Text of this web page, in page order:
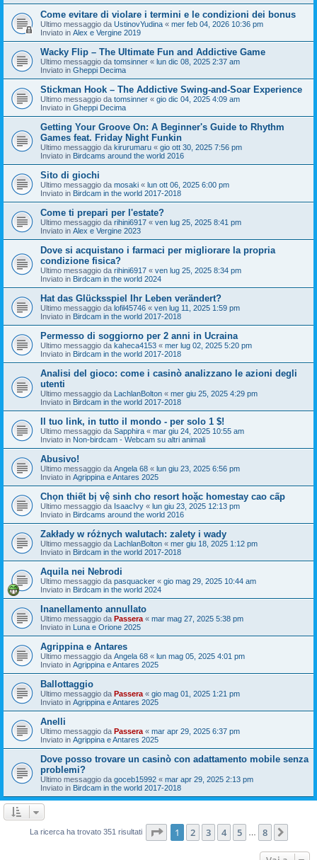
Come evitare di violare i termini e le condizioni dei bonus
Ultimo messaggio da UstinovYudina « mer feb 04, 2026 10:36 pm
Inviato in Alex e Vergine 2019
Wacky Flip – The Ultimate Fun and Addictive Game
Ultimo messaggio da tomsinner « lun dic 08, 2025 2:37 am
Inviato in Gheppi Decima
Stickman Hook – The Addictive Swing-and-Soar Experience
Ultimo messaggio da tomsinner « gio dic 04, 2025 4:09 am
Inviato in Gheppi Decima
Getting Your Groove On: A Beginner's Guide to Rhythm
Games feat. Friday Night Funkin
Ultimo messaggio da kirurumaru « gio ott 30, 2025 7:56 pm
Inviato in Birdcams around the world 2016
Sito di giochi
Ultimo messaggio da mosaki « lun ott 06, 2025 6:00 pm
Inviato in Birdcam in the world 2017-2018
Come ti prepari per l'estate?
Ultimo messaggio da rihini6917 « ven lug 25, 2025 8:41 pm
Inviato in Alex e Vergine 2023
Dove si acquistano i farmaci per migliorare la propria
condizione fisica?
Ultimo messaggio da rihini6917 « ven lug 25, 2025 8:34 pm
Inviato in Birdcam in the world 2024
Hat das Glücksspiel Ihr Leben verändert?
Ultimo messaggio da lofil45746 « ven lug 11, 2025 1:59 pm
Inviato in Birdcam in the world 2017-2018
Permesso di soggiorno per 2 anni in Ucraina
Ultimo messaggio da kaheca4153 « mer lug 02, 2025 5:20 pm
Inviato in Birdcam in the world 2017-2018
Analisi del gioco: come i casinò analizzano le azioni degli
utenti
Ultimo messaggio da LachlanBolton « mer giu 25, 2025 4:29 pm
Inviato in Birdcam in the world 2017-2018
Il tuo link, in tutto il mondo - per solo 1 $!
Ultimo messaggio da Sapphira « mar giu 24, 2025 10:55 am
Inviato in Non-birdcam - Webcam su altri animali
Abusivo!
Ultimo messaggio da Angela 68 « lun giu 23, 2025 6:56 pm
Inviato in Agrippina e Antares 2025
Chọn thiết bị vệ sinh cho resort hoặc homestay cao cấp
Ultimo messaggio da IsaacIvy « lun giu 23, 2025 12:13 pm
Inviato in Birdcams around the world 2016
Zakłady w różnych walutach: zalety i wady
Ultimo messaggio da LachlanBolton « mer giu 18, 2025 1:12 pm
Inviato in Birdcam in the world 2017-2018
Aquila nei Nebrodi
Ultimo messaggio da pasquacker « gio mag 29, 2025 10:44 am
Inviato in Birdcam in the world 2024
Inanellamento annullato
Ultimo messaggio da Passera « mar mag 27, 2025 5:38 pm
Inviato in Luna e Orione 2025
Agrippina e Antares
Ultimo messaggio da Angela 68 « lun mag 05, 2025 4:01 pm
Inviato in Agrippina e Antares 2025
Ballottaggio
Ultimo messaggio da Passera « gio mag 01, 2025 1:21 pm
Inviato in Agrippina e Antares 2025
Anelli
Ultimo messaggio da Passera « mar apr 29, 2025 6:37 pm
Inviato in Agrippina e Antares 2025
Dove posso trovare un casinò con adattamento mobile senza
problemi?
Ultimo messaggio da goceb15992 « mar apr 29, 2025 2:13 pm
Inviato in Birdcam in the world 2017-2018
La ricerca ha trovato 351 risultati Pagina di
1 2 3 4 5 8